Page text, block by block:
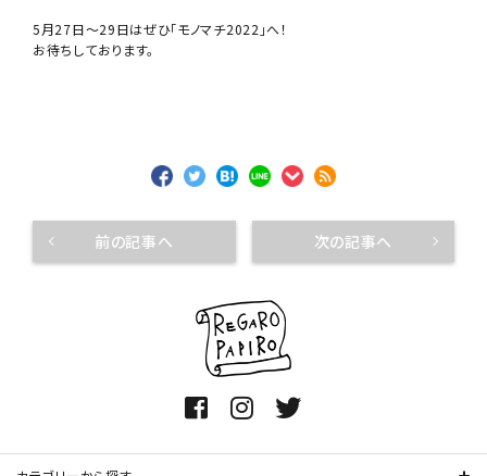
5月27日〜29日はぜひ「モノマチ2022」へ！
お待ちしております。
前の記事へ 次の記事へ